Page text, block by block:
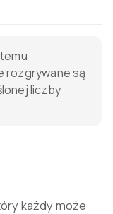
rozgrywane są
liczby
każdy może